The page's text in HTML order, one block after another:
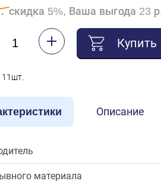
скидка 5%, Ваша выгода 23
Купить
11шт.
Описание
материала